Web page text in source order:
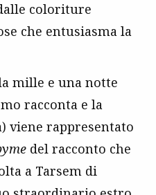
coloriture
che entusiasma la
mille e una notte
racconta e la
viene rappresentato
del racconto che
a Tarsem di